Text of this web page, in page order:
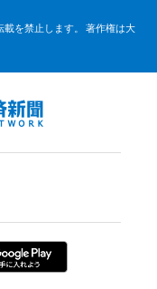
を禁止します。 著作権は大